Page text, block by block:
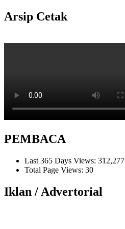
Arsip Cetak
PEMBACA
Last 365 Days Views: 312,277
Total Page Views: 30
Iklan / Advertorial